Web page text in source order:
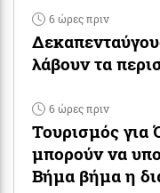
6 ώρες πριν
λάβουν τα
6 ώρες πριν
Τουρισμός
μπορούν να
Βήμα βήμα η